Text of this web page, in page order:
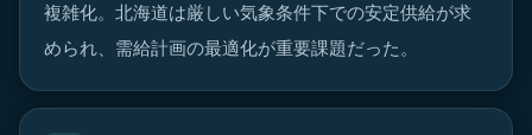
複雑化。北海道は厳しい気象条件下での安定供給が求
められ、需給計画の最適化が重要課題だった。